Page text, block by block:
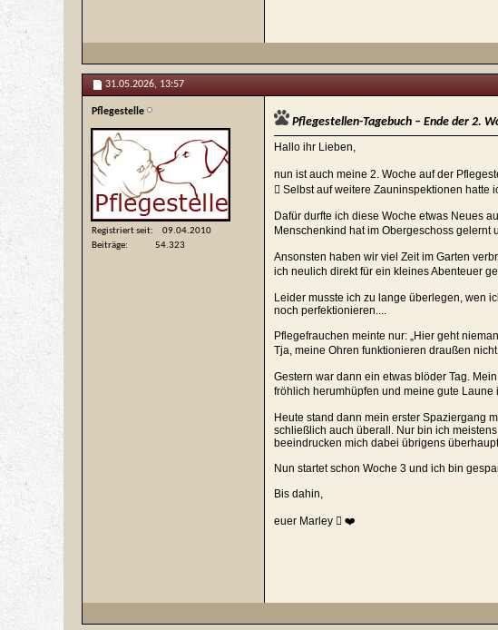
31.05.2026, 13:57
Pflegestelle
Registriert seit
09.04.2010
Beiträge
54.323
Pflegestellen-Tagebuch – Ende der 2.
Hallo ihr Lieben,
nun ist auch meine 2. Woche auf der
 Selbst auf weitere Zauninspektionen hatte
Dafür durfte ich diese Woche etwas Neues
Menschenkind hat im Obergeschoss gelernt
Ansonsten haben wir viel Zeit im Garten
ich neulich direkt für ein kleines Abenteuer
Leider musste ich zu lange überlegen, wen
noch perfektionieren....
Pflegefrauchen meinte nur: „Hier geht
Tja, meine Ohren funktionieren draußen
Gestern war dann ein etwas blöder Tag.
fröhlich herumhüpfen und meine gute
Heute stand dann mein erster Spaziergang
schließlich auch überall. Nur bin ich
beeindrucken mich dabei übrigens
Nun startet schon Woche 3 und ich bin
Bis dahin,
euer Marley  ❤️